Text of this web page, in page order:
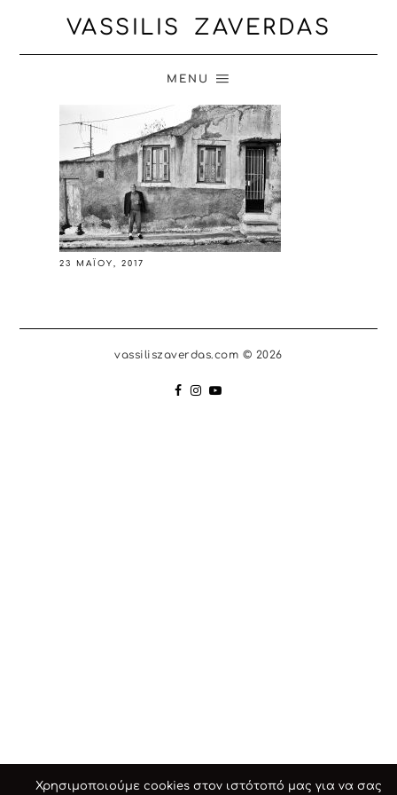
VASSILIS ZAVERDAS
MENU
23 ΜΑΪ́ΟΥ, 2017
vassiliszaverdas.com © 2026
Χρησιμοποιούμε cookies στον ιστότοπό μας για να σας